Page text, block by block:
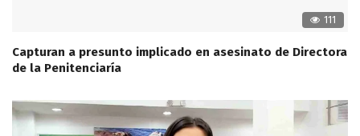
111
Capturan a presunto implicado en asesinato de Directora
de la Penitenciaría